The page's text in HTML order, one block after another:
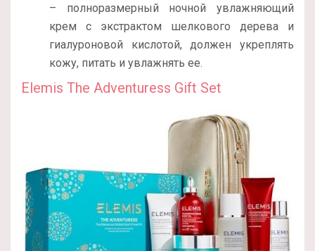
– полноразмерный ночной увлажняющий
крем с экстрактом шелкового дерева и
гиалуроновой кислотой, должен укреплять
кожу, питать и увлажнять ее.
Elemis The Adventuress Gift Set